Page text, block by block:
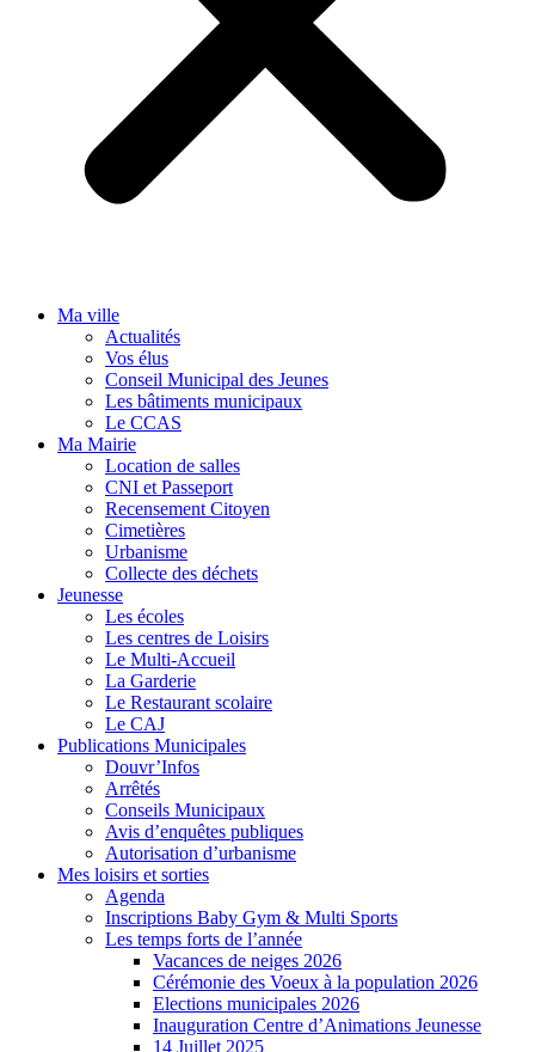
Ma ville
Actualités
Vos élus
Conseil Municipal des Jeunes
Les bâtiments municipaux
Le CCAS
Ma Mairie
Location de salles
CNI et Passeport
Recensement Citoyen
Cimetières
Urbanisme
Collecte des déchets
Jeunesse
Les écoles
Les centres de Loisirs
Le Multi-Accueil
La Garderie
Le Restaurant scolaire
Le CAJ
Publications Municipales
Douvr’Infos
Arrêtés
Conseils Municipaux
Avis d’enquêtes publiques
Autorisation d’urbanisme
Mes loisirs et sorties
Agenda
Inscriptions Baby Gym & Multi Sports
Les temps forts de l’année
Vacances de neiges 2026
Cérémonie des Voeux à la population 2026
Elections municipales 2026
Inauguration Centre d’Animations Jeunesse
14 Juillet 2025